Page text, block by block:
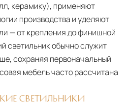
керамику), применяют
производства и уделяют
— от крепления до финишной
светильник обычно служит
сохраняя первоначальный
мебель часто рассчитана
СВЕТИЛЬНИКИ